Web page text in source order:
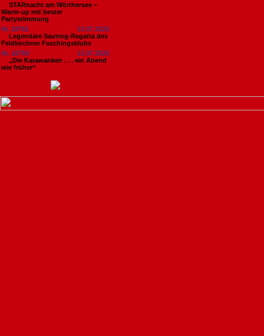
STARnacht am Wörthersee –
Warm-up mit bester
Partystimmung
Nr. 18761
13.07.2026
Legendäre Sautrog-Regatta des
Feldkirchner Faschingsklubs
Nr. 18759
13.07.2026
„Die Karawanken . . . ein Abend
wie früher“